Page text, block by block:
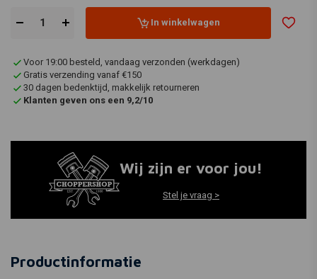
In winkelwagen
Voor 19:00 besteld, vandaag verzonden (werkdagen)
Gratis verzending vanaf €150
30 dagen bedenktijd, makkelijk retourneren
Klanten geven ons een 9,2/10
Wij zijn er voor jou!
Stel je vraag >
Productinformatie